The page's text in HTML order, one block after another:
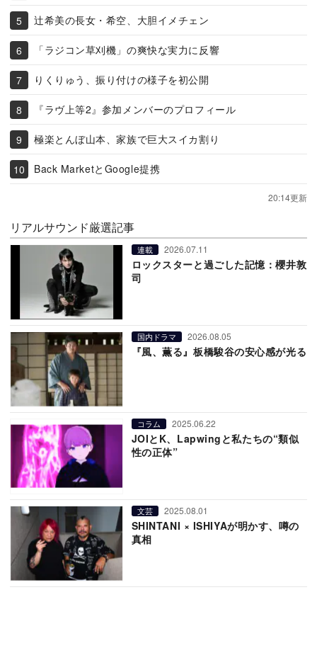
辻希美の長女・希空、大胆イメチェン
「ラジコン草刈機」の爽快な実力に反響
りくりゅう、振り付けの様子を初公開
『ラヴ上等2』参加メンバーのプロフィール
極楽とんぼ山本、家族で巨大スイカ割り
Back MarketとGoogle提携
20:14更新
リアルサウンド厳選記事
連載 2026.07.11
ロックスターと過ごした記憶：櫻井敦
司
国内ドラマ 2026.08.05
『風、薫る』板橋駿谷の安心感が光る
コラム 2025.06.22
JOIとK、Lapwingと私たちの“類似
性の正体”
文芸 2025.08.01
SHINTANI × ISHIYAが明かす、噂の
真相